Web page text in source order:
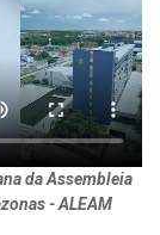
da Assembleia
- ALEAM